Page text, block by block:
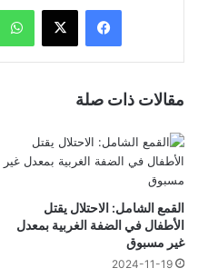
فيسبوك ‫X
مقالات ذات صلة
القمع الشامل: الاحتلال يقتل
الأطفال في الضفة الغربية بمعدل
غير مسبوق
2024-11-19